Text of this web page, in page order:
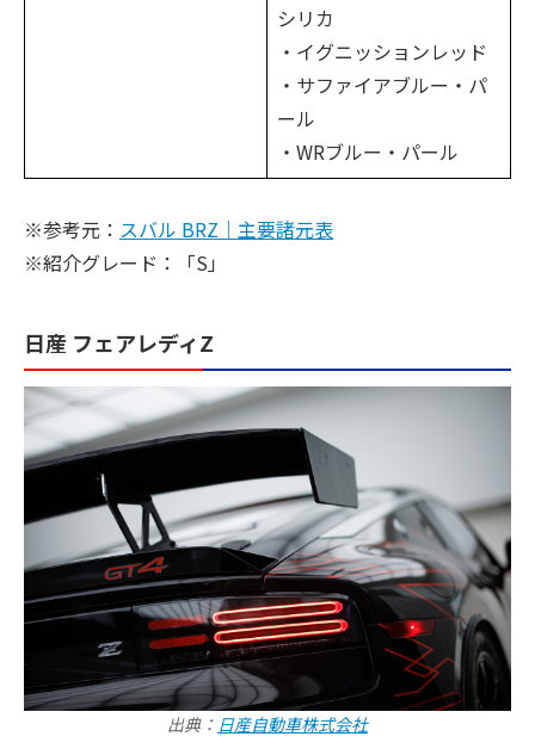
シリカ
・イグニッションレッド
・サファイアブルー・パ
ール
・WRブルー・パール
※参考元： スバル BRZ｜主要諸元表
※紹介グレード：「S」
日産 フェアレディZ
出典： 日産自動車株式会社